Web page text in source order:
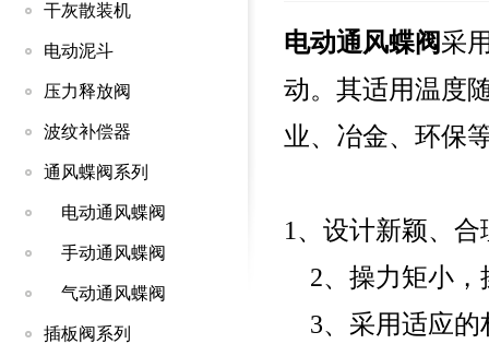
干灰散装机
电动泥斗
压力释放阀
波纹补偿器
通风蝶阀系列
电动通风蝶阀
手动通风蝶阀
气动通风蝶阀
插板阀系列
电动通风蝶阀采
动。其适用温度
业、冶金、环保
1、设计新颖、
2、操力矩小
3、采用适应的